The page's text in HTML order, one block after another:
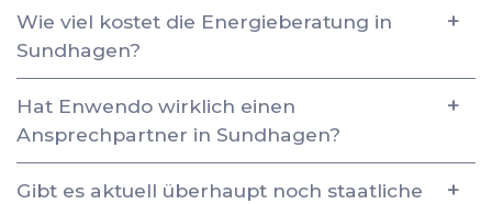
Wie viel kostet die Energieberatung in
Sundhagen?
Hat Enwendo wirklich einen
Ansprechpartner in Sundhagen?
Gibt es aktuell überhaupt noch staatliche